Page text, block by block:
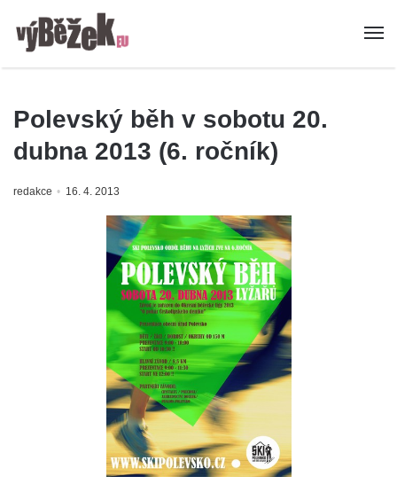
Polevský běh v sobotu 20.
dubna 2013 (6. ročník)
redakce 16. 4. 2013